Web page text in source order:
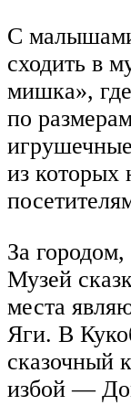
С малышами
сходить в
мишка»,
по
из которых
За
Музей
места
Яги. В
сказочный
избой —